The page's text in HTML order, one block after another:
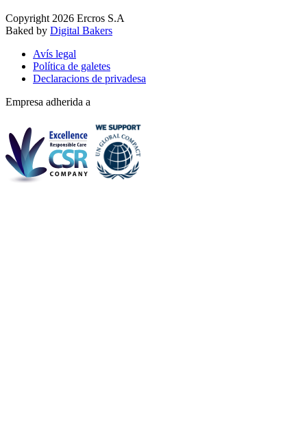
Copyright 2026 Ercros S.A
Baked by Digital Bakers
Avís legal
Política de galetes
Declaracions de privadesa
Empresa adherida a